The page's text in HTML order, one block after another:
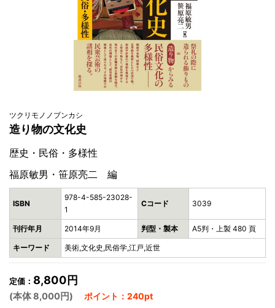
ツクリモノノブンカシ
造り物の文化史
歴史・民俗・多様性
福原敏男・笹原亮二 編
ISBN
978-4-585-23028-
1
Cコード 3039
刊行年月 2014年9月 判型・製本 A5判・上製 480 頁
キーワード 美術,文化史,民俗学,江戸,近世
定価： 8,800円
(本体 8,000円) ポイント：240pt